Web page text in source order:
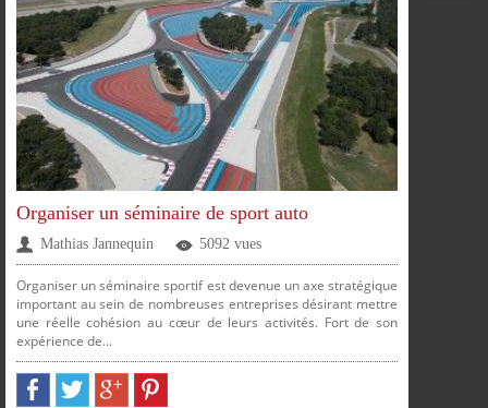
FACEBOOKTWITTERGOOGLEPINTEREST
SUR SUR SUR SUR
PARTAGERPARTAGERPARTAGERPARTAGER
Organiser un séminaire de sport auto
Mathias Jannequin 5092 vues
Organiser un séminaire sportif est devenue un axe stratégique
important au sein de nombreuses entreprises désirant mettre
une réelle cohésion au cœur de leurs activités. Fort de son
expérience de...